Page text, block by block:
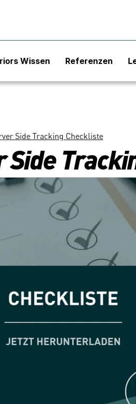
Wissen Referenzen
Side Tracking Checkliste
Side